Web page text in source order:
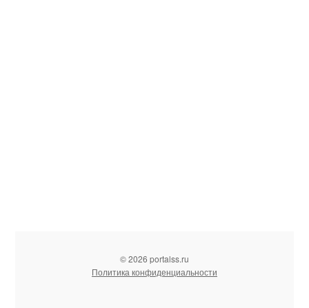
© 2026 portalss.ru
Политика конфиденциальности